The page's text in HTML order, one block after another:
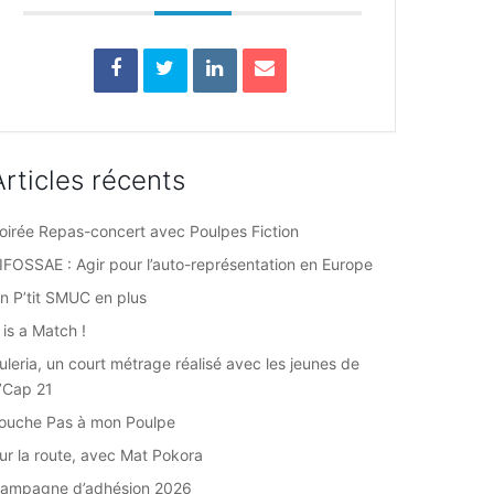
récents
Repas-concert avec Poulpes Fiction
: Agir pour l’auto-représentation en Europe
P’tit SMUC en plus
is a Match !
un court métrage réalisé avec les jeunes de
21
Pas à mon Poulpe
la route, avec Mat Pokora
d’adhésion 2026